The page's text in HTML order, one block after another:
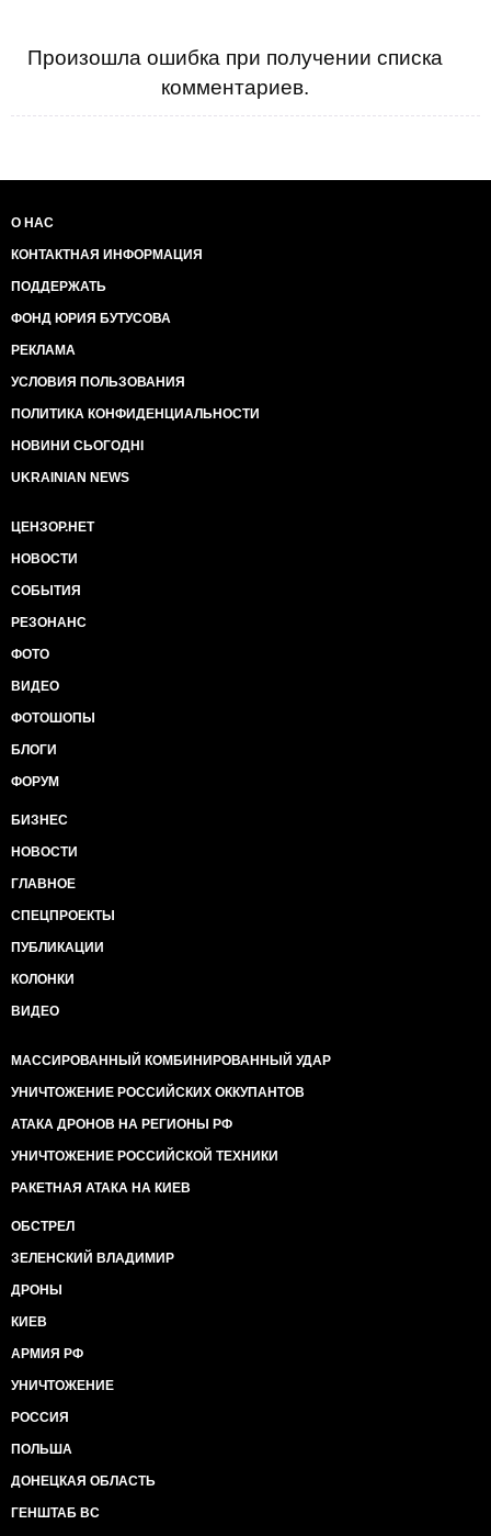
Произошла ошибка при получении списка
комментариев.
О НАС
КОНТАКТНАЯ ИНФОРМАЦИЯ
ПОДДЕРЖАТЬ
ФОНД ЮРИЯ БУТУСОВА
РЕКЛАМА
УСЛОВИЯ ПОЛЬЗОВАНИЯ
ПОЛИТИКА КОНФИДЕНЦИАЛЬНОСТИ
НОВИНИ СЬОГОДНІ
UKRAINIAN NEWS
ЦЕНЗОР.НЕТ
НОВОСТИ
СОБЫТИЯ
РЕЗОНАНС
ФОТО
ВИДЕО
ФОТОШОПЫ
БЛОГИ
ФОРУМ
БИЗНЕС
НОВОСТИ
ГЛАВНОЕ
СПЕЦПРОЕКТЫ
ПУБЛИКАЦИИ
КОЛОНКИ
ВИДЕО
МАССИРОВАННЫЙ КОМБИНИРОВАННЫЙ УДАР
УНИЧТОЖЕНИЕ РОССИЙСКИХ ОККУПАНТОВ
АТАКА ДРОНОВ НА РЕГИОНЫ РФ
УНИЧТОЖЕНИЕ РОССИЙСКОЙ ТЕХНИКИ
РАКЕТНАЯ АТАКА НА КИЕВ
ОБСТРЕЛ
ЗЕЛЕНСКИЙ ВЛАДИМИР
ДРОНЫ
КИЕВ
АРМИЯ РФ
УНИЧТОЖЕНИЕ
РОССИЯ
ПОЛЬША
ДОНЕЦКАЯ ОБЛАСТЬ
ГЕНШТАБ ВС